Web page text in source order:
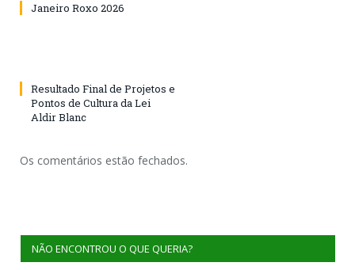
Janeiro Roxo 2026
Resultado Final de Projetos e
Pontos de Cultura da Lei
Aldir Blanc
Os comentários estão fechados.
NÃO ENCONTROU O QUE QUERIA?